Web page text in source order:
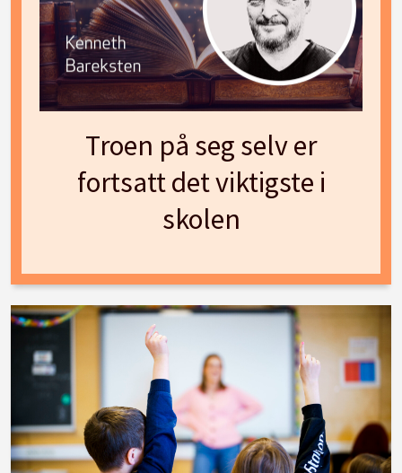
Troen på seg selv er
fortsatt det viktigste i
skolen